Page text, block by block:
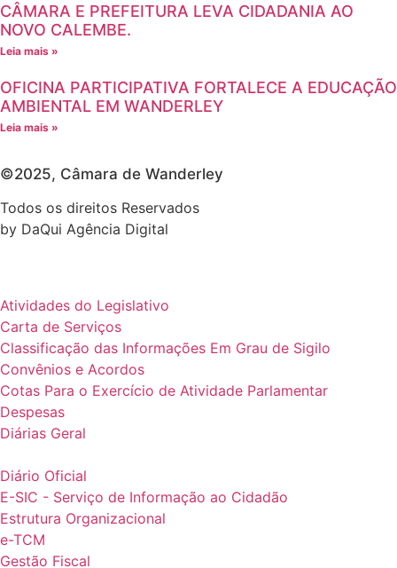
CÂMARA E PREFEITURA LEVA CIDADANIA AO
NOVO CALEMBE.
Leia mais »
OFICINA PARTICIPATIVA FORTALECE A EDUCAÇÃO
AMBIENTAL EM WANDERLEY
Leia mais »
©2025, Câmara de Wanderley
Todos os direitos Reservados
by DaQui Agência Digital
Atividades do Legislativo
Carta de Serviços
Classificação das Informações Em Grau de Sigilo
Convênios e Acordos
Cotas Para o Exercício de Atividade Parlamentar
Despesas
Diárias Geral
Diário Oficial
E-SIC - Serviço de Informação ao Cidadão
Estrutura Organizacional
e-TCM
Gestão Fiscal